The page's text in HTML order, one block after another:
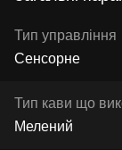
Тип управління
Сенсорне
Тип кави що
Мелений